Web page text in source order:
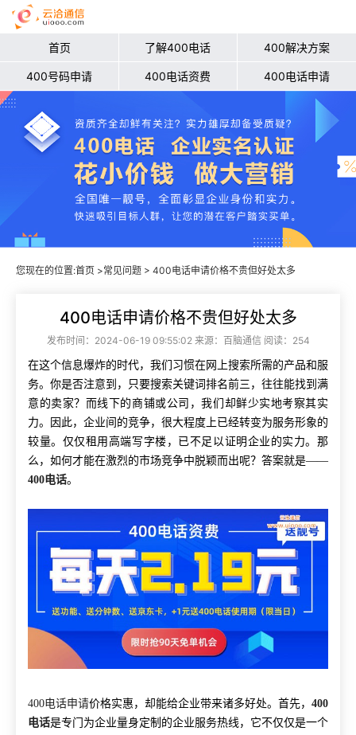
首页 了解400电话 400解决方案
400号码申请 400电话资费 400电话申请
您现在的位置:首页 >常见问题 > 400电话申请价格不贵但好处太多
400电话申请价格不贵但好处太多
发布时间：2024-06-19 09:55:02 来源：百脑通信 阅读：254
在这个信息爆炸的时代，我们习惯在网上搜索所需的产品和服
务。你是否注意到，只要搜索关键词排名前三，往往能找到满
意的卖家？而线下的商铺或公司，我们却鲜少实地考察其实
力。因此，企业间的竞争，很大程度上已经转变为服务形象的
较量。仅仅租用高端写字楼，已不足以证明企业的实力。那
么，如何才能在激烈的市场竞争中脱颖而出呢？答案就是——
400电话。
400电话申请价格实惠，却能给企业带来诸多好处。首先， 400
电话是专门为企业量身定制的企业服务热线，它不仅仅是一个